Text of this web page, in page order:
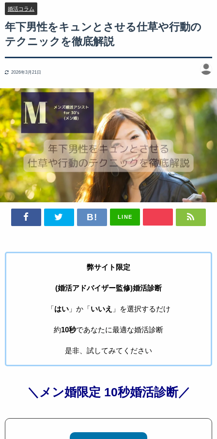
婚活コラム
年下男性をキュンとさせる仕草や行動の
テクニックを徹底解説
2026年3月21日
LINE
弊サイト限定
(婚活アドバイザー監修)婚活診断
「はい」か「いいえ 」を選択するだけ
約10秒であなたに最適な婚活診断
是非、試してみてください
＼メン婚限定 10秒婚活診断／